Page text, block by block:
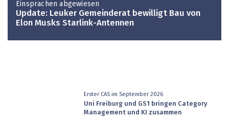
Einsprachen abgewiesen
Update: Leuker Gemeinderat bewilligt Bau von
Elon Musks Starlink-Antennen
Erster CAS im September 2026
Uni Freiburg und GS1 bringen Category
Management und KI zusammen